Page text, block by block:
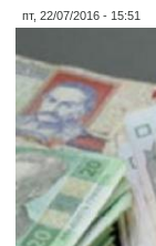
пт, 22/07/2016 - 15:51